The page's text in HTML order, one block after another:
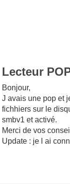
Lecteur
Bonjour,
J avais une pop et
fichhiers sur le
smbv1 et activé.
Merci de vos
Update : je l ai